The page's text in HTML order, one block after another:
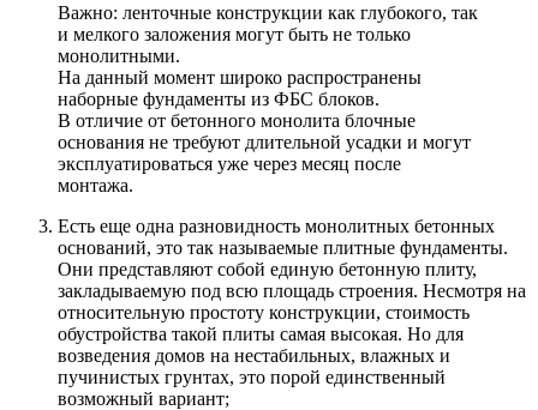
Важно: ленточные конструкции как глубокого, так
и мелкого заложения могут быть не только
монолитными.
На данный момент широко распространены
наборные фундаменты из ФБС блоков.
В отличие от бетонного монолита блочные
основания не требуют длительной усадки и могут
эксплуатироваться уже через месяц после
монтажа.
Есть еще одна разновидность монолитных бетонных
оснований, это так называемые плитные фундаменты.
Они представляют собой единую бетонную плиту,
закладываемую под всю площадь строения. Несмотря на
относительную простоту конструкции, стоимость
обустройства такой плиты самая высокая. Но для
возведения домов на нестабильных, влажных и
пучинистых грунтах, это порой единственный
возможный вариант;